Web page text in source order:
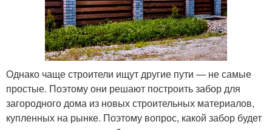
Однако чаще строители ищут другие пути — не самые
простые. Поэтому они решают построить забор для
загородного дома из новых строительных материалов,
купленных на рынке. Поэтому вопрос, какой забор будет